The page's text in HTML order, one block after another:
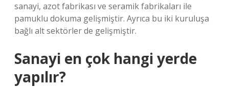
sanayi, azot fabrikası ve seramik fabrikaları ile
pamuklu dokuma gelişmiştir. Ayrıca bu iki kuruluşa
bağlı alt sektörler de gelişmiştir.
Sanayi en çok hangi yerde
yapılır?